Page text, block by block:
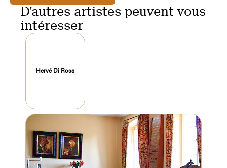
D'autres artistes peuvent vous
intéresser
Hervé Di Rosa